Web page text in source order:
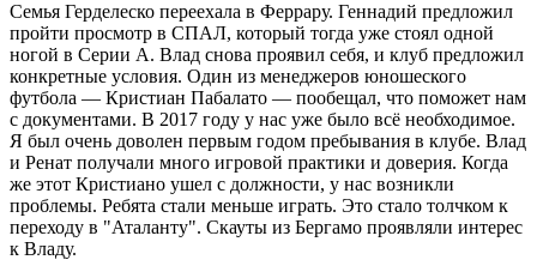
Семья Герделеско переехала в Феррару. Геннадий предложил
пройти просмотр в СПАЛ, который тогда уже стоял одной
ногой в Серии А. Влад снова проявил себя, и клуб предложил
конкретные условия. Один из менеджеров юношеского
футбола — Кристиан Пабалато — пообещал, что поможет нам
с документами. В 2017 году у нас уже было всё необходимое.
Я был очень доволен первым годом пребывания в клубе. Влад
и Ренат получали много игровой практики и доверия. Когда
же этот Кристиано ушел с должности, у нас возникли
проблемы. Ребята стали меньше играть. Это стало толчком к
переходу в "Аталанту". Скауты из Бергамо проявляли интерес
к Владу.